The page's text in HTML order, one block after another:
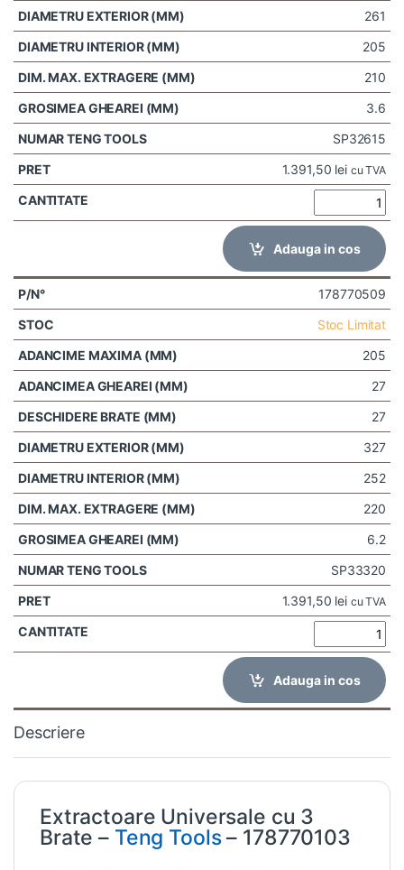
261
205
210
3.6
SP32615
1.391,50 lei cu TVA
Adauga in cos
178770509
Stoc Limitat
205
27
27
327
252
220
6.2
SP33320
1.391,50 lei cu TVA
Adauga in cos
Descriere
Extractoare Universale cu 3
Brate – Teng Tools– 178770103